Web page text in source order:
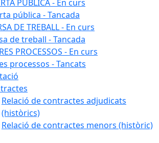
PÚBLICA - En curs
pública - Tancada
DE TREBALL - En curs
de treball - Tancada
PROCESSOS - En curs
processos - Tancats
Relació de contractes adjudicats
(històrics)
Relació de contractes menors (històric)